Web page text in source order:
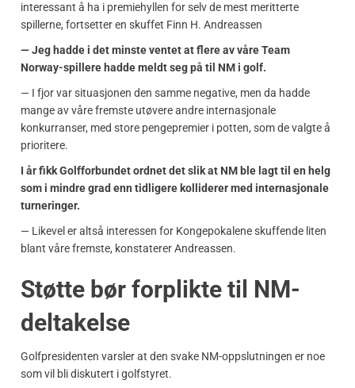
interessant å ha i premiehyllen for selv de mest meritterte
spillerne, fortsetter en skuffet Finn H. Andreassen
— Jeg hadde i det minste ventet at flere av våre Team
Norway-spillere hadde meldt seg på til NM i golf.
— I fjor var situasjonen den samme negative, men da hadde
mange av våre fremste utøvere andre internasjonale
konkurranser, med store pengepremier i potten, som de valgte å
prioritere.
I år fikk Golfforbundet ordnet det slik at NM ble lagt til en helg
som i mindre grad enn tidligere kolliderer med internasjonale
turneringer.
— Likevel er altså interessen for Kongepokalene skuffende liten
blant våre fremste, konstaterer Andreassen.
Støtte bør forplikte til NM-
deltakelse
Golfpresidenten varsler at den svake NM-oppslutningen er noe
som vil bli diskutert i golfstyret.